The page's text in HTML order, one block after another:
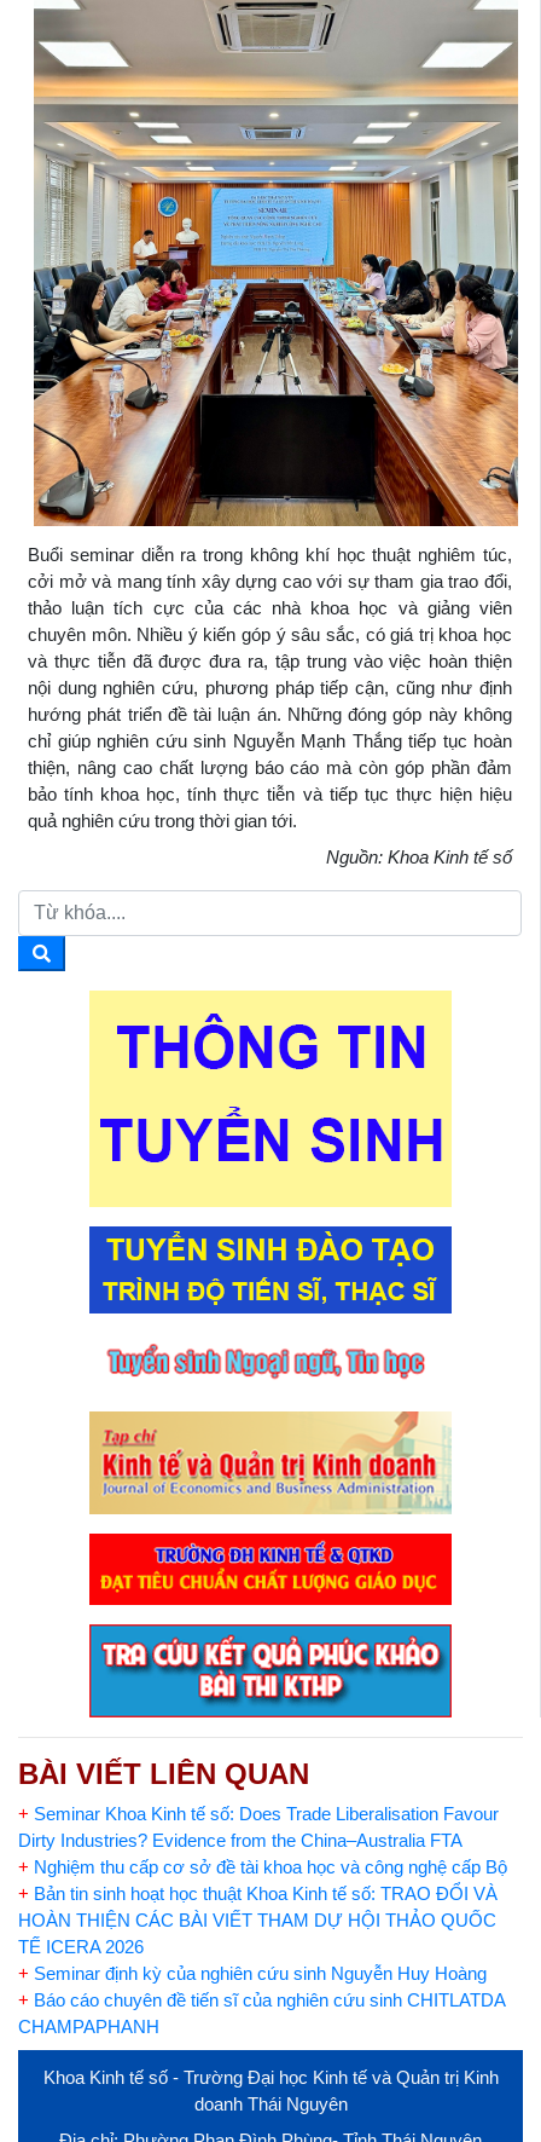
Buổi seminar diễn ra trong không khí học thuật nghiêm túc,
cởi mở và mang tính xây dựng cao với sự tham gia trao đổi,
thảo luận tích cực của các nhà khoa học và giảng viên
chuyên môn. Nhiều ý kiến góp ý sâu sắc, có giá trị khoa học
và thực tiễn đã được đưa ra, tập trung vào việc hoàn thiện
nội dung nghiên cứu, phương pháp tiếp cận, cũng như định
hướng phát triển đề tài luận án. Những đóng góp này không
chỉ giúp nghiên cứu sinh Nguyễn Mạnh Thắng tiếp tục hoàn
thiện, nâng cao chất lượng báo cáo mà còn góp phần đảm
bảo tính khoa học, tính thực tiễn và tiếp tục thực hiện hiệu
quả nghiên cứu trong thời gian tới.
Nguồn: Khoa Kinh tế số
BÀI VIẾT LIÊN QUAN
+ Seminar Khoa Kinh tế số: Does Trade Liberalisation Favour
Dirty Industries? Evidence from the China–Australia FTA
+ Nghiệm thu cấp cơ sở đề tài khoa học và công nghệ cấp Bộ
+ Bản tin sinh hoạt học thuật Khoa Kinh tế số: TRAO ĐỔI VÀ
HOÀN THIỆN CÁC BÀI VIẾT THAM DỰ HỘI THẢO QUỐC
TẾ ICERA 2026
+ Seminar định kỳ của nghiên cứu sinh Nguyễn Huy Hoàng
+ Báo cáo chuyên đề tiến sĩ của nghiên cứu sinh CHITLATDA
CHAMPAPHANH
Khoa Kinh tế số - Trường Đại học Kinh tế và Quản trị Kinh
doanh Thái Nguyên